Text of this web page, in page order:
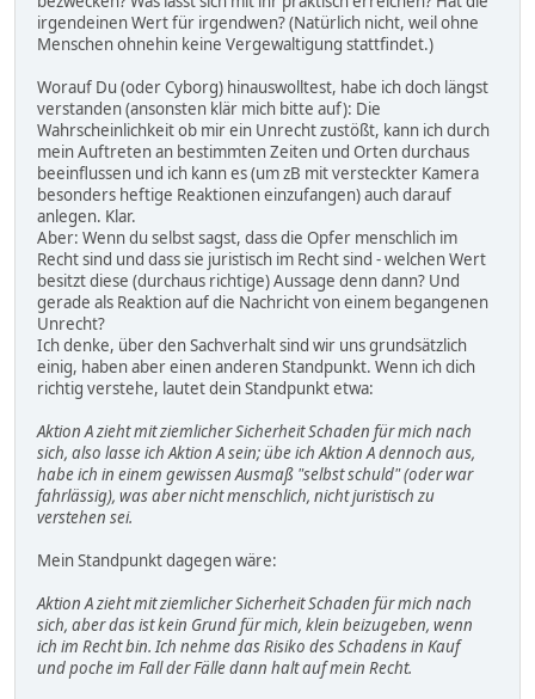
irgendeinen Wert für irgendwen? (Natürlich nicht, weil ohne
Menschen ohnehin keine Vergewaltigung stattfindet.)
Worauf Du (oder Cyborg) hinauswolltest, habe ich doch längst
verstanden (ansonsten klär mich bitte auf): Die
Wahrscheinlichkeit ob mir ein Unrecht zustößt, kann ich durch
mein Auftreten an bestimmten Zeiten und Orten durchaus
beeinflussen und ich kann es (um zB mit versteckter Kamera
besonders heftige Reaktionen einzufangen) auch darauf
anlegen. Klar.
Aber: Wenn du selbst sagst, dass die Opfer menschlich im
Recht sind und dass sie juristisch im Recht sind - welchen Wert
besitzt diese (durchaus richtige) Aussage denn dann? Und
gerade als Reaktion auf die Nachricht von einem begangenen
Unrecht?
Ich denke, über den Sachverhalt sind wir uns grundsätzlich
einig, haben aber einen anderen Standpunkt. Wenn ich dich
richtig verstehe, lautet dein Standpunkt etwa:
Aktion A zieht mit ziemlicher Sicherheit Schaden für mich nach
sich, also lasse ich Aktion A sein; übe ich Aktion A dennoch aus,
habe ich in einem gewissen Ausmaß "selbst schuld" (oder war
fahrlässig), was aber nicht menschlich, nicht juristisch zu
verstehen sei.
Mein Standpunkt dagegen wäre:
Aktion A zieht mit ziemlicher Sicherheit Schaden für mich nach
sich, aber das ist kein Grund für mich, klein beizugeben, wenn
ich im Recht bin. Ich nehme das Risiko des Schadens in Kauf
und poche im Fall der Fälle dann halt auf mein Recht.